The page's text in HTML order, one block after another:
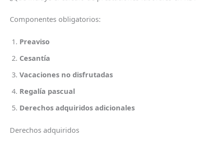
Componentes obligatorios:
Preaviso
Cesantía
Vacaciones no disfrutadas
Regalía pascual
Derechos adquiridos adicionales
Derechos adquiridos